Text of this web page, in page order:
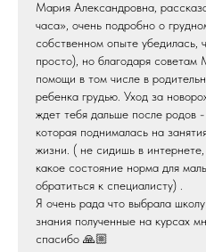
Мария Александровна,
часа», очень подробно о
собственном опыте убедилась,
просто), но благодаря
помощи в том числе в
ребенка грудью. Уход за
ждет тебя дальше после родов
которая поднималась на
жизни. ( не сидишь в
какое состояние норма для
обратиться к специалисту) .
Я очень рада что выбрала
знания полученные на курсах
спасибо 🙏🏼
ШКОЛА МАМ
РАСПИСАНИЕ
ПОИСК
ООО «Ультра-Вита»
ОГРН 1053701050810
Лицензия№Л041-01139-37/
выдана Департаментом
ПОДАРОЧНЫЕ
СЕРТИФИКАТЫ